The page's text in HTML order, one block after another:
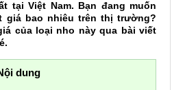
tại Việt Nam. Bạn đang muốn
giá bao nhiêu trên thị trường?
của loại nho này qua bài viết
dung